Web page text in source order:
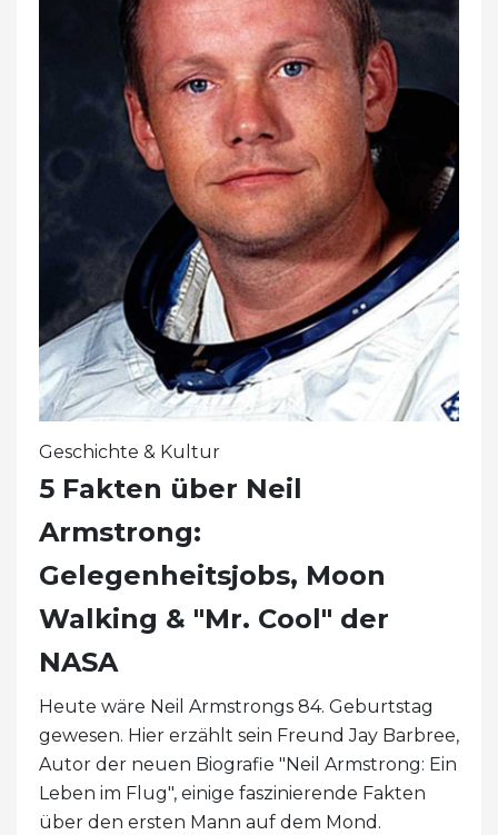
Geschichte & Kultur
5 Fakten über Neil
Armstrong:
Gelegenheitsjobs, Moon
Walking & "Mr. Cool" der
NASA
Heute wäre Neil Armstrongs 84. Geburtstag
gewesen. Hier erzählt sein Freund Jay Barbree,
Autor der neuen Biografie "Neil Armstrong: Ein
Leben im Flug", einige faszinierende Fakten
über den ersten Mann auf dem Mond.